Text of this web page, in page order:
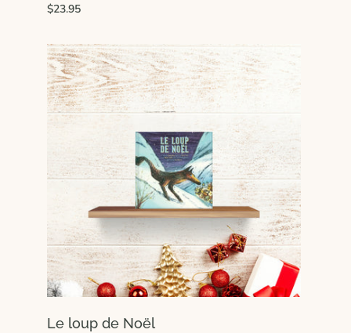
$23.95
Le loup de Noël